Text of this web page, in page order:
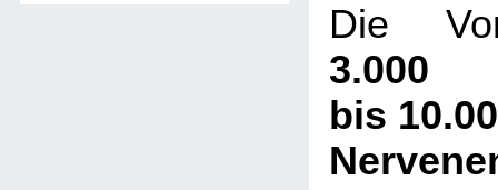
Die
3.000
bis